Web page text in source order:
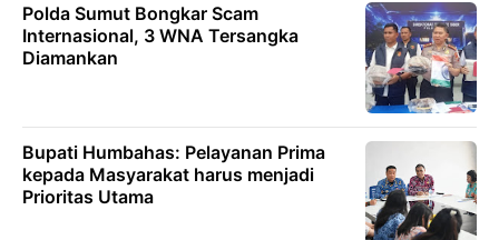
Polda Sumut Bongkar Scam
Internasional, 3 WNA Tersangka
Diamankan
Bupati Humbahas: Pelayanan Prima
kepada Masyarakat harus menjadi
Prioritas Utama